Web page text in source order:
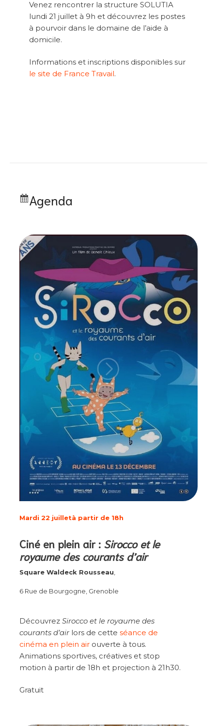
Venez rencontrer la structure SOLUTIA
lundi 21 juillet à 9h et découvrez les postes
à pourvoir dans le domaine de l’aide à
domicile.
Informations et inscriptions disponibles sur
le site de France Travail.
Agenda
Mardi 22 juilletà partir de 18h
Ciné en plein air : Sirocco et le
royaume des courants d’air
Square Waldeck Rousseau
6 Rue de Bourgogne, Grenoble
Découvrez Sirocco et le royaume des
courants d’airlors de cette séance de
cinéma en plein air ouverte à tous.
Animations sportives, créatives et stop
motion à partir de 18h et projection à 21h30.
Gratuit